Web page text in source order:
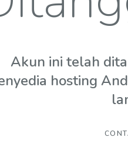
Akun ini telah
hosting